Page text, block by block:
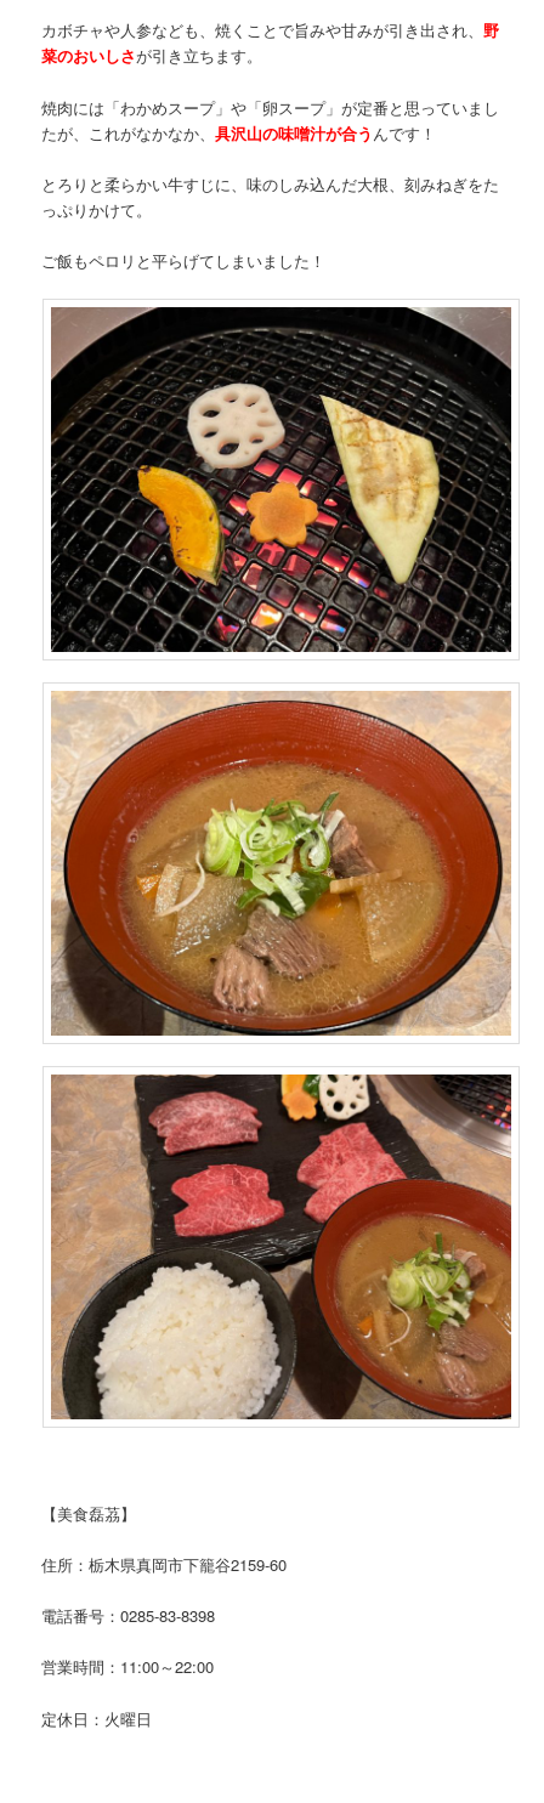
カボチャや人参なども、焼くことで旨みや甘みが引き出され、野
菜のおいしさが引き立ちます。
焼肉には「わかめスープ」や「卵スープ」が定番と思っていまし
たが、これがなかなか、具沢山の味噌汁が合う んです！
とろりと柔らかい牛すじに、味のしみ込んだ大根、刻みねぎをた
っぷりかけて。
ご飯もペロリと平らげてしまいました！
【美食磊茘】
住所：栃木県真岡市下籠谷2159-60
電話番号：0285-83-8398
営業時間：11:00～22:00
定休日：火曜日